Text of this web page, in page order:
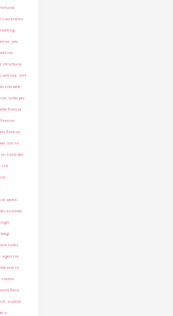
suo aratro
seo
struttura
vetrina self
sito web
tutto per
firenze
firenze
Siti in
Costi del
siti
web e-
aziende
rulez
agenzia
olio in
siamo
fiera
scatole
e-